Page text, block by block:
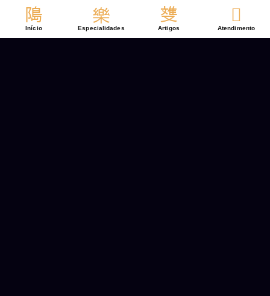
Início Especialidades Artigos Atendimento